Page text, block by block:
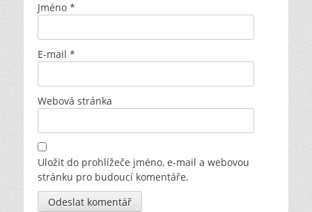
Jméno *
E-mail *
Webová stránka
Uložit do prohlížeče jméno, e-mail a webovou
stránku pro budoucí komentáře.